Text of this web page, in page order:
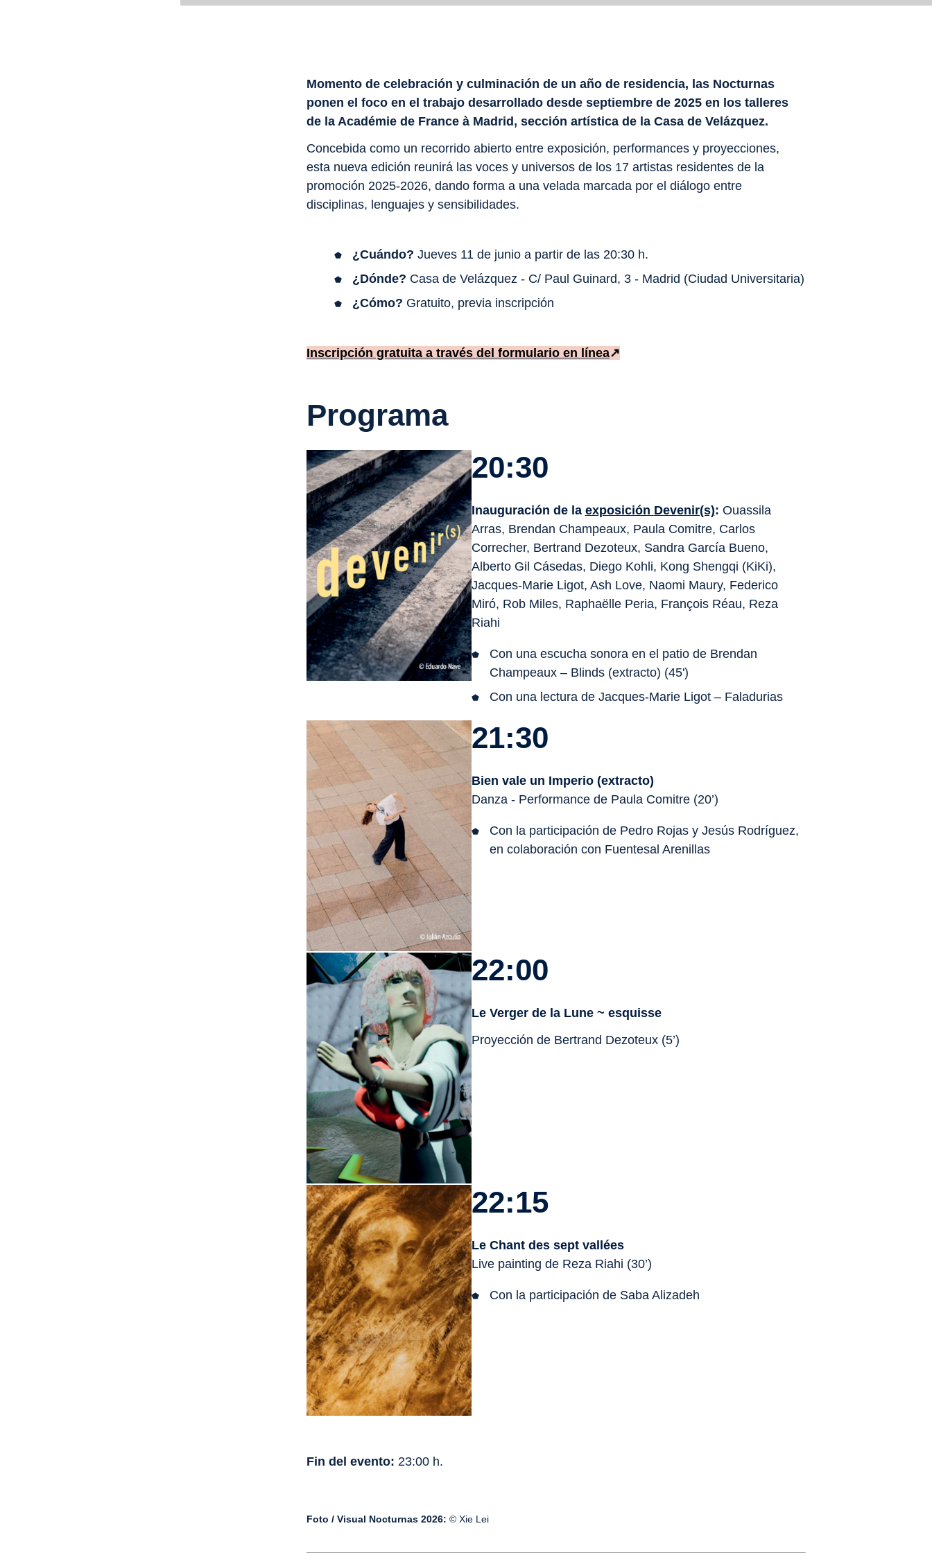
Momento de celebración y culminación de un año de residencia, las Nocturnas
ponen el foco en el trabajo desarrollado desde septiembre de 2025 en los talleres
de la Académie de France à Madrid, sección artística de la Casa de Velázquez.
Concebida como un recorrido abierto entre exposición, performances y proyecciones,
esta nueva edición reunirá las voces y universos de los 17 artistas residentes de la
promoción 2025-2026, dando forma a una velada marcada por el diálogo entre
disciplinas, lenguajes y sensibilidades.
¿Cuándo? Jueves 11 de junio a partir de las 20:30 h.
¿Dónde? Casa de Velázquez - C/ Paul Guinard, 3 - Madrid (Ciudad Universitaria)
¿Cómo? Gratuito, previa inscripción
Inscripción gratuita a través del formulario en línea↗
Programa
20:30
Inauguración de la exposición Devenir(s): Ouassila
Arras, Brendan Champeaux, Paula Comitre, Carlos
Correcher, Bertrand Dezoteux, Sandra García Bueno,
Alberto Gil Cásedas, Diego Kohli, Kong Shengqi (KiKi),
Jacques-Marie Ligot, Ash Love, Naomi Maury, Federico
Miró, Rob Miles, Raphaëlle Peria, François Réau, Reza
Riahi
Con una escucha sonora en el patio de Brendan
Champeaux – Blinds (extracto) (45')
Con una lectura de Jacques-Marie Ligot – Faladurias
21:30
Bien vale un Imperio(extracto)
Danza - Performance de Paula Comitre (20’)
Con la participación de Pedro Rojas y Jesús Rodríguez,
en colaboración con Fuentesal Arenillas
22:00
Le Verger de la Lune~ esquisse
Proyección de Bertrand Dezoteux (5’)
22:15
Le Chant des sept vallées
Live painting de Reza Riahi (30’)
Con la participación de Saba Alizadeh
Fin del evento: 23:00 h.
Foto / Visual Nocturnas 2026: © Xie Lei